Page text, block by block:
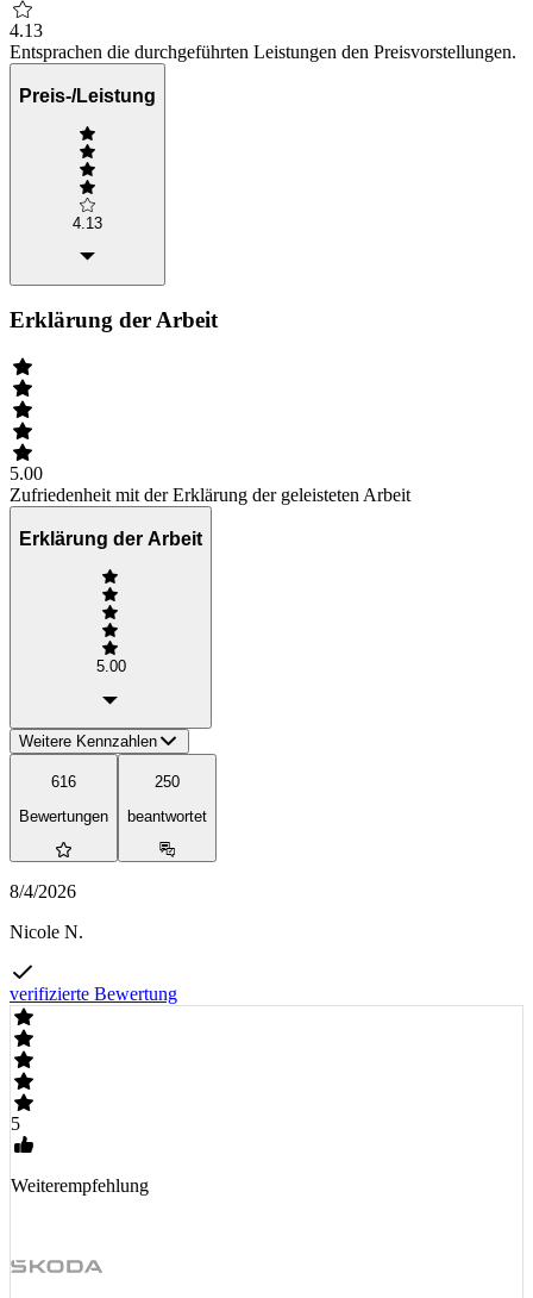
4.13
Entsprachen die durchgeführten Leistungen den Preisvorstellungen.
Preis-/Leistung
4.13
Erklärung der Arbeit
5.00
Zufriedenheit mit der Erklärung der geleisteten Arbeit
Erklärung der Arbeit
5.00
Weitere Kennzahlen
616
Bewertungen
250
beantwortet
8/4/2026
Nicole N.
verifizierte Bewertung
5
Weiterempfehlung